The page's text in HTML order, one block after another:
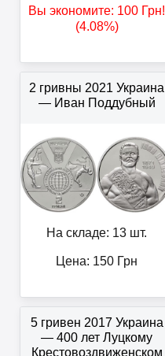
Вы экономите: 100 Грн!
(4.08%)
2 гривны 2021 Украина
— Иван Поддубный
На складе: 13 шт.
Цена: 150 Грн
5 гривен 2017 Украина
— 400 лет Луцкому
Крестовоздвиженском